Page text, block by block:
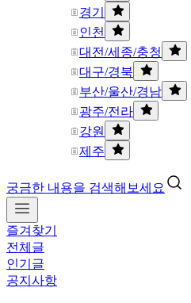
경기
인천
대전/세종/충청
대구/경북
부산/울산/경남
광주/전라
강원
제주
궁금한 내용을 검색해보세요
즐겨찾기
전체글
인기글
공지사항